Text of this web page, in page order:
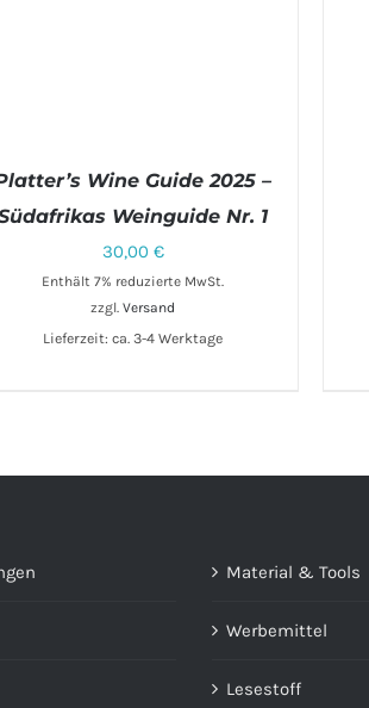
Wine Guide 2025 –
Weinguide Nr. 1
30,00 €
Enthält 7% reduzierte MwSt.
zzgl.Versand
Lieferzeit: ca. 3-4 Werktage
Material & Tools
Werbemittel
Lesestoff